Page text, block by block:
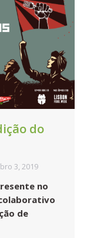
do
3, 2019
no
de